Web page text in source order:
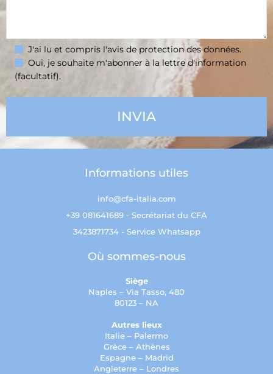
J'ai lu et compris l'avis de protection des données.
Oui, je souhaite m'abonner à la lettre d'information
(facultatif).
Informations utiles
info@cfa-italia.com
+39 081641689 - Secrétariat du CFA
3423871734 - Service Whatsapp
Où sommes-nous
Siège
Naples – Via Tasso, 480
80123 – NA
Autres lieux
Italie – Palermo
Grèce – Athènes
Espagne – Madrid
Angleterre – Londres